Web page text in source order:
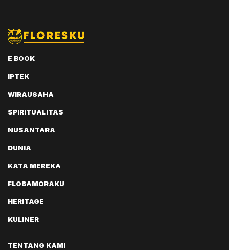
E BOOK
IPTEK
WIRAUSAHA
SPIRITUALITAS
NUSANTARA
DUNIA
KATA MEREKA
FLOBAMORAKU
HERITAGE
KULINER
TENTANG KAMI